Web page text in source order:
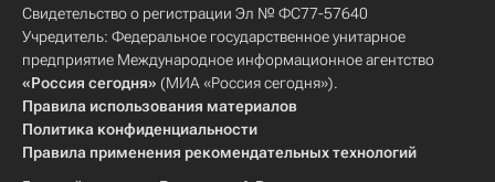
Свидетельство о регистрации Эл № ФС77-57640
Учредитель: Федеральное государственное унитарное
предприятие Международное информационное агентство
«Россия сегодня» (МИА «Россия сегодня»).
Правила использования материалов
Политика конфиденциальности
Правила применения рекомендательных технологий